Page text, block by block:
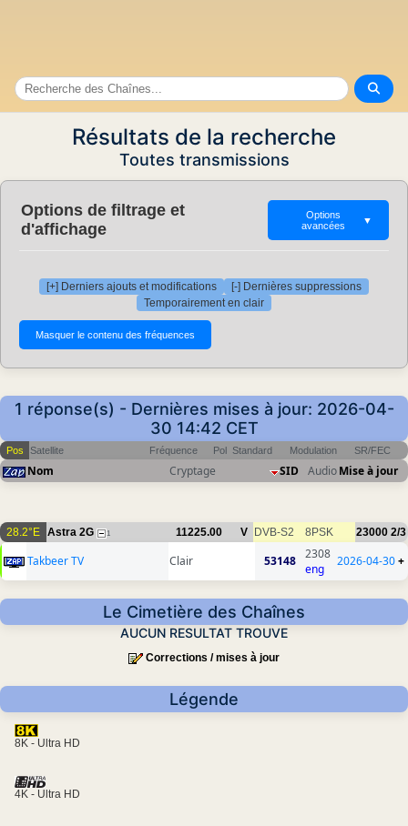
Résultats de la recherche
Toutes transmissions
Options de filtrage et
d'affichage
Options
avancées
▼
[+] Derniers ajouts et modifications
[-] Dernières suppressions
Temporairement en clair
1 réponse(s) - Dernières mises à jour: 2026-04-
30 14:42 CET
Pos Satellite Fréquence Pol Standard Modulation SR/FEC
Nom Cryptage SID AudioMise à jour
28.2°E Astra 2G 1 11225.00 V DVB-S2 8PSK 23000 2/3
Takbeer TV Clair 53148
2308
eng
2026-04-30+
Le Cimetière des Chaînes
AUCUN RESULTAT TROUVE
Corrections / mises à jour
Légende
8K - Ultra HD
4K - Ultra HD